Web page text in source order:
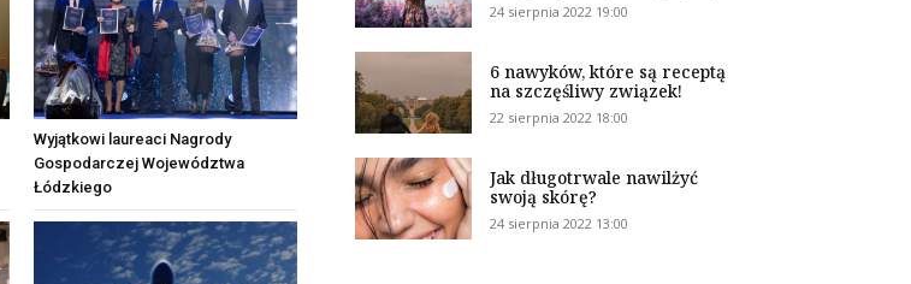
Wyjątkowi laureaci Nagrody
Gospodarczej Województwa
Łódzkiego
24 sierpnia 2022 19:00
6 nawyków, które są receptą
na szczęśliwy związek!
22 sierpnia 2022 18:00
Jak długotrwale nawilżyć
swoją skórę?
24 sierpnia 2022 13:00